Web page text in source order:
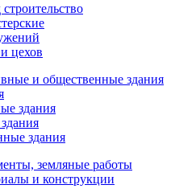
цехов
и общественные здания
здания
здания
земляные работы
и конструкции